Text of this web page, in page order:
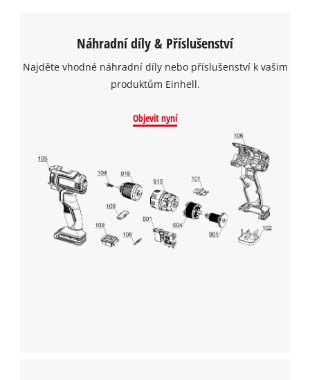
Náhradní díly & Příslušenství
Najděte vhodné náhradní díly nebo příslušenství k vašim
produktům Einhell.
Objevit nyní